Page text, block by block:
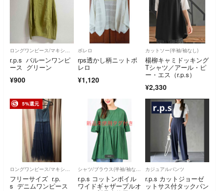
ロングワンピース/マキシワンピース
r.p.s バルーンワンピ
ース グリーン
¥900
ボレロ
rps透かし柄ニットボ
レロ
¥1,120
カットソー(半袖/袖なし)
楊柳キャミドッキング
Tシャツ／アール・ピ
ー・エス（r.p.s）
¥2,330
5%還元
ロングワンピース/マキシワンピース
フリーサイズ r.p.
s デニムワンピース
シャツ/ブラウス(半袖/袖なし)
r.p.s コットンボイル
ワイドギャザープルオ
カジュアルパンツ
r.p.s カットジョーゼ
ットサス付タックパン